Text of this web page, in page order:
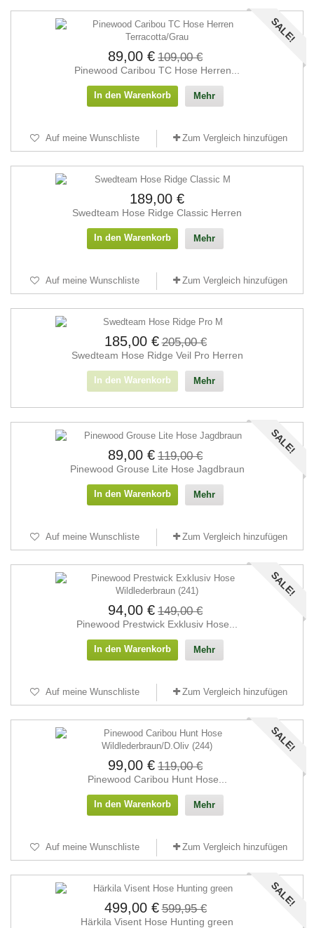
SALE!
89,00 € 109,00 €
Pinewood Caribou TC Hose Herren...
In den Warenkorb Mehr
Auf meine Wunschliste Zum Vergleich hinzufügen
189,00 €
Swedteam Hose Ridge Classic Herren
In den Warenkorb Mehr
Auf meine Wunschliste Zum Vergleich hinzufügen
185,00 € 205,00 €
Swedteam Hose Ridge Veil Pro Herren
In den Warenkorb Mehr
SALE!
89,00 € 119,00 €
Pinewood Grouse Lite Hose Jagdbraun
In den Warenkorb Mehr
Auf meine Wunschliste Zum Vergleich hinzufügen
SALE!
94,00 € 149,00 €
Pinewood Prestwick Exklusiv Hose...
In den Warenkorb Mehr
Auf meine Wunschliste Zum Vergleich hinzufügen
SALE!
99,00 € 119,00 €
Pinewood Caribou Hunt Hose...
In den Warenkorb Mehr
Auf meine Wunschliste Zum Vergleich hinzufügen
SALE!
499,00 € 599,95 €
Härkila Visent Hose Hunting green